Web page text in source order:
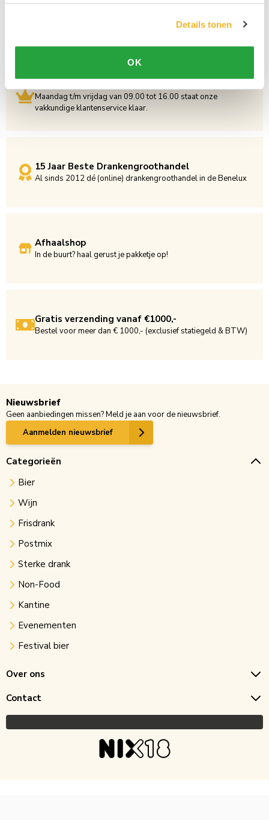
Details tonen
OK
Maandag t/m vrijdag van 09.00 tot 16.00 staat onze
vakkundige klantenservice klaar.
15 Jaar Beste Drankengroothandel
Al sinds 2012 dé (online) drankengroothandel in de Benelux
Afhaalshop
In de buurt? haal gerust je pakketje op!
Gratis verzending vanaf €1000,-
Bestel voor meer dan € 1000,- (exclusief statiegeld & BTW)
Nieuwsbrief
Geen aanbiedingen missen? Meld je aan voor de nieuwsbrief.
Aanmelden nieuwsbrief
Categorieën
Bier
Wijn
Frisdrank
Postmix
Sterke drank
Non-Food
Kantine
Evenementen
Festival bier
Over ons
Contact